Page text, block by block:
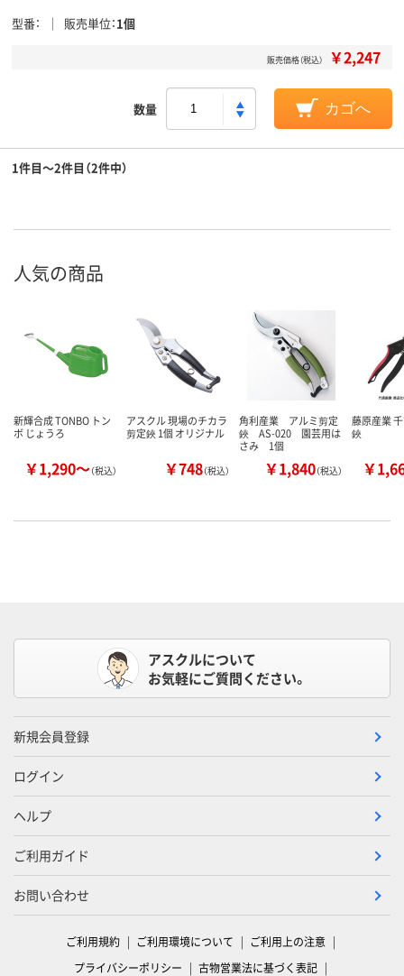
型番 販売単位 1個
販売価格（税込） ￥2,247
数量 カゴへ
1件目～2件目（2件中）
人気の商品
新輝合成 TONBO トン
ボ じょうろ
￥1,290～（税込）
アスクル 現場のチカラ
剪定鋏 1個 オリジナル
￥748（税込）
角利産業 アルミ剪定
鋏 AS-020 園芸用は
さみ 1個
￥1,840（税込）
藤原産業
鋏
￥
アスクルについて
お気軽にご質問ください。
新規会員登録
ログイン
ヘルプ
ご利用ガイド
お問い合わせ
ご利用規約 ご利用環境について
ご利用上の注意
プライバシーポリシー
古物営業法に基づく表記